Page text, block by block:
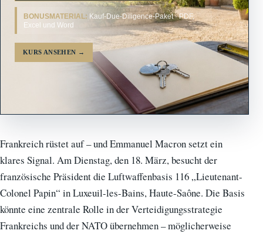
BONUSMATERIAL: Kauf-Due-Diligence-Paket · PDF,
Excel und Word
KURS ANSEHEN →
Frankreich rüstet auf – und Emmanuel Macron setzt ein
klares Signal. Am Dienstag, den 18. März, besucht der
französische Präsident die Luftwaffenbasis 116 „Lieutenant-
Colonel Papin“ in Luxeuil-les-Bains, Haute-Saône. Die Basis
könnte eine zentrale Rolle in der Verteidigungsstrategie
Frankreichs und der NATO übernehmen – möglicherweise